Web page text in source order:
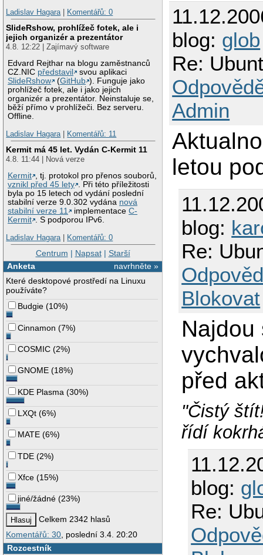
Ladislav Hagara| Komentářů: 0
SlideRshow, prohlížeč fotek, ale i
jejich organizér a prezentátor
4.8. 12:22 | Zajímavý software
Edvard Rejthar na blogu zaměstnanců
CZ.NIC představil
svou aplikaci
SlideRshow
(GitHub ). Funguje jako
prohlížeč fotek, ale i jako jejich
organizér a prezentátor. Neinstaluje se,
běží přímo v prohlížeči. Bez serveru.
Offline.
Ladislav Hagara| Komentářů: 11
Kermit má 45 let. Vydán C-Kermit 11
4.8. 11:44 | Nová verze
Kermit , tj. protokol pro přenos souborů,
vznikl před 45 lety . Při této příležitosti
byla po 15 letech od vydání poslední
stabilní verze 9.0.302 vydána nová
stabilní verze 11
implementaceC-
Kermit . S podporou IPv6.
Ladislav Hagara| Komentářů: 0
Centrum | Napsat| Starší
navrhněte »
Anketa
Které desktopové prostředí na Linuxu
používáte?
Budgie (10%)
Cinnamon (7%)
COSMIC (2%)
GNOME (18%)
KDE Plasma (30%)
LXQt (6%)
MATE (6%)
TDE (2%)
Xfce (15%)
jiné/žádné (23%)
Celkem 2342 hlasů
Komentářů: 30 , poslední 3.4. 20:20
Rozcestník
blog: glob
Re:
Admin
letou
blog:
Re:
Blokovat
před
"Čistý
řídí
blog:
Re: